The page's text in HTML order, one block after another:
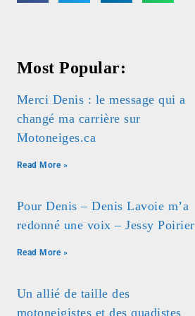
Most Popular:
Merci Denis : le message qui a
changé ma carrière sur
Motoneiges.ca
Read More »
Pour Denis – Denis Lavoie m’a
redonné une voix – Jessy Poirier
Read More »
Un allié de taille des
motoneigistes et des quadistes